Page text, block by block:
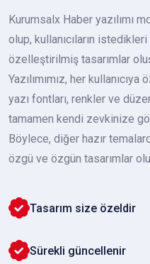
Kurumsalx Haber yazılımı
olup, kullanıcıların
özelleştirilmiş tasarımlar
Yazılımımız, her
yazı fontları, renkler ve
tamamen kendi zevkinize
Böylece, diğer hazır
özgü ve özgün tasarımlar
Tasarım size özeldir
Sürekli güncellenir